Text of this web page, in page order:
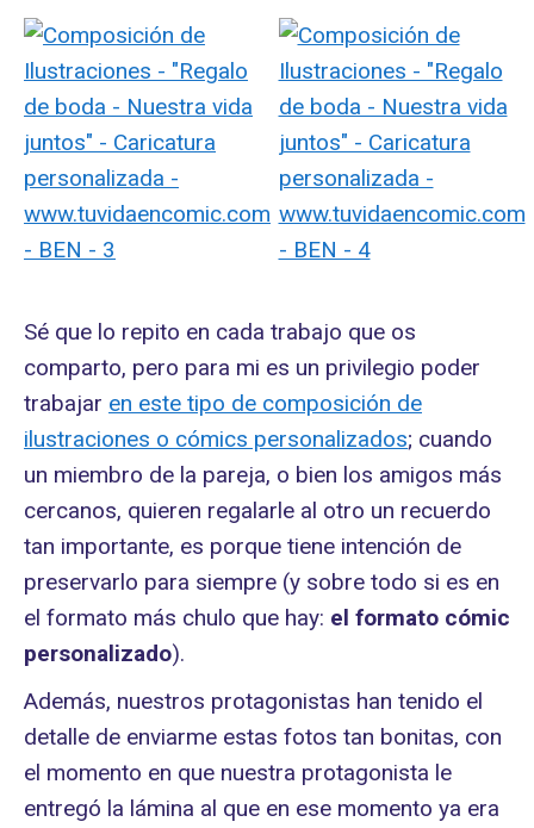
Sé que lo repito en cada trabajo que os
comparto, pero para mi es un privilegio poder
trabajar en este tipo de composición de
ilustraciones o cómics personalizados; cuando
un miembro de la pareja, o bien los amigos más
cercanos, quieren regalarle al otro un recuerdo
tan importante, es porque tiene intención de
preservarlo para siempre (y sobre todo si es en
el formato más chulo que hay: el formato cómic
personalizado).
Además, nuestros protagonistas han tenido el
detalle de enviarme estas fotos tan bonitas, con
el momento en que nuestra protagonista le
entregó la lámina al que en ese momento ya era